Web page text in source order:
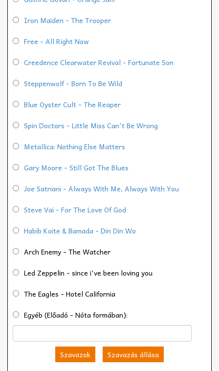
Iron Maiden - The Trooper
Free - All Right Now
Creedence Clearwater Revival - Fortunate Son
Steppenwolf - Born To Be Wild
Blue Oyster Cult - The Reaper
Spin Doctors - Little Miss Can't Be Wrong
Metallica: Nothing Else Matters
Gary Moore - Still Got The Blues
Joe Satriani - Always With Me, Always With You
Steve Vai - For The Love Of God
Habib Koite & Bamada - Din Din Wo
Arch Enemy - The Watcher
Led Zeppelin - since i've been loving you
The Eagles - Hotel California
Egyéb (Előadó - Nóta formában):
Szavazok Szavazás állása